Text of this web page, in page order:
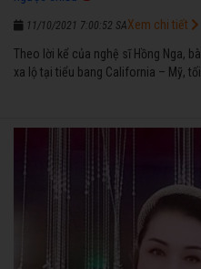
11/10/2021 7:00:52 SA
Theo lời kể của nghệ sĩ Hồng Nga,
xa lộ tại tiểu bang California – Mỹ,
Xem chi tiết